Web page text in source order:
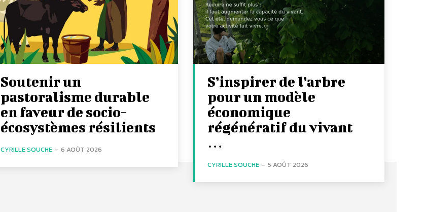
Soutenir un
pastoralisme durable
en faveur de socio-
écosystèmes résilients
CYRILLE SOUCHE - 6 AOÛT 2026
S’inspirer de l’arbre
pour un modèle
économique
régénératif du vivant
…
CYRILLE SOUCHE - 5 AOÛT 2026